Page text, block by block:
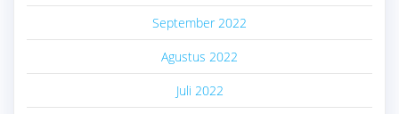
September 2022
Agustus 2022
Juli 2022